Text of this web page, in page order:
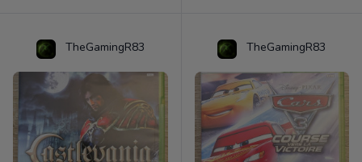
TheGamingR83 TheGamingR83